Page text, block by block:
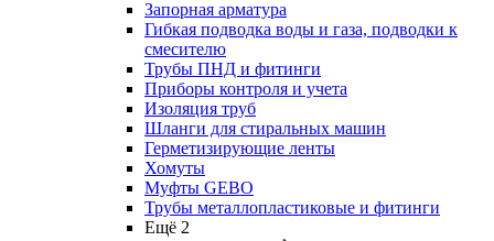
Запорная арматура
Гибкая подводка воды и газа, подводки к
смесителю
Трубы ПНД и фитинги
Приборы контроля и учета
Изоляция труб
Шланги для стиральных машин
Герметизирующие ленты
Хомуты
Муфты GEBO
Трубы металлопластиковые и фитинги
Ещё 2